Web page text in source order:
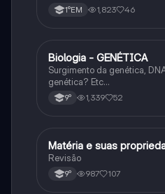
1°EM 1,823 46
Ciência
Biologia - GENÉTICA
Surgimento da genética,
genética? Etc…
9° 1,339 52
Ciência
Matéria e suas
Revisão
9° 987 107